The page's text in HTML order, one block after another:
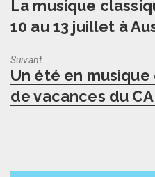
post:
La musique
10 au 13 juillet à
Suivant
Next
post:
Un été en
de vacances du